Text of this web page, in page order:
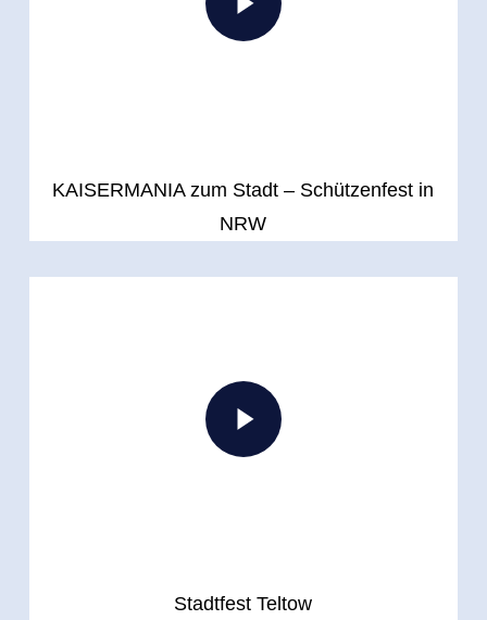
KAISERMANIA zum Stadt – Schützenfest in
NRW
Play Video
Play Video
Stadtfest Teltow